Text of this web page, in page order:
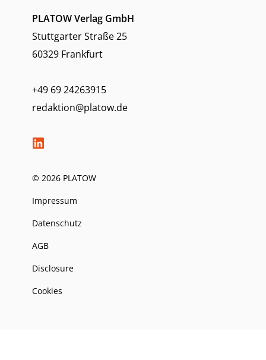
PLATOW Verlag GmbH
Stuttgarter Straße 25
60329 Frankfurt
+49 69 24263915
redaktion@platow.de
© 2026 PLATOW
Impressum
Datenschutz
AGB
Disclosure
Cookies